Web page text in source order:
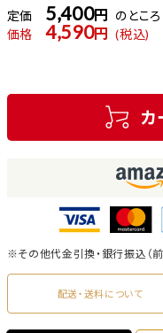
定価 5,400
のところ
価格
4,590 税込
カ
※その他代金引換・銀行振込（
配送・送料について